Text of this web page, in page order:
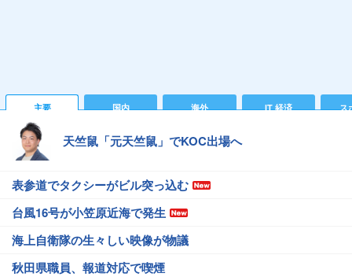
主要 国内 海外 IT 経済 ス
天竺鼠「元天竺鼠」でKOC出場へ
表参道でタクシーがビル突っ込む
台風16号が小笠原近海で発生
海上自衛隊の生々しい映像が物議
秋田県職員、報道対応で喫煙